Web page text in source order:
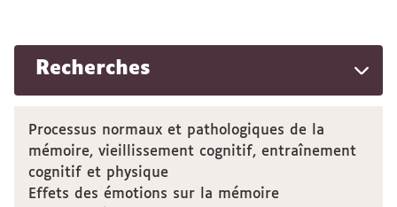
Recherches
Processus normaux et pathologiques de la
mémoire, vieillissement cognitif, entraînement
cognitif et physique
Effets des émotions sur la mémoire